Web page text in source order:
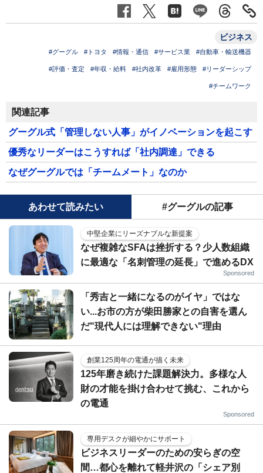
ビジネス
#グーグル #トヨタ #情報・通信 #サービス業 #自動車・輸送機器
#評価・査定 #年収・給料 #社内改革 #雇用形態 #リーダーシップ
#チームワーク
関連記事
グーグル式「管理しない人事」がイノベーションを起こす
優秀なリーダーはこうすれば「社内調達」できる
なぜグーグルでは「チームメート」なのか
あわせて読みたい #グーグルの記事
中堅企業にリーズナブルな新提案
なぜ複雑なSFAは挫折する？少人数組織
に最適な「名刺管理の延長」で進めるDX
Sponsored
「秀吉と一緒になるのがイヤ」ではな
い...お市の方が柴田勝家との自害を選ん
だ"現代人には理解できない"理由
創業125周年の電通が描く未来
125年磨き続けた課題解決力。多様な人
財の才能を掛け合わせて挑む、これから
の電通
Sponsored
専用デスクが細やかにサポート
ビジネスリーダーのための安らぎの空
間…都心を離れて軽井沢の「シェア別